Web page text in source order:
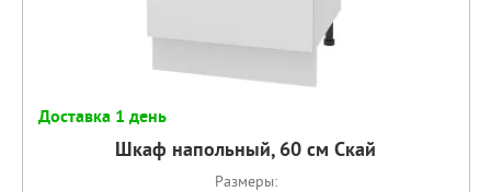
Доставка 1 день
Шкаф напольный, 60 см Скай
Размеры: